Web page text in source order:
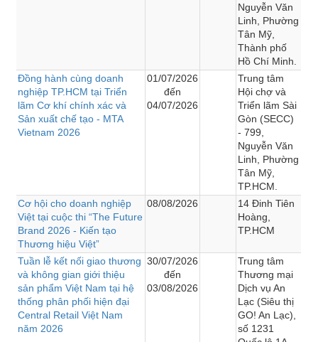
Nguyễn Văn
Linh, Phường
Tân Mỹ,
Thành phố
Hồ Chí Minh.
Đồng hành cùng doanh
nghiệp TP.HCM tại Triển
lãm Cơ khí chính xác và
Sản xuất chế tạo - MTA
Vietnam 2026
01/07/2026
đến
04/07/2026
Trung tâm
Hội chợ và
Triển lãm Sài
Gòn (SECC)
- 799,
Nguyễn Văn
Linh, Phường
Tân Mỹ,
TP.HCM.
Cơ hội cho doanh nghiệp
Việt tại cuộc thi “The Future
Brand 2026 - Kiến tạo
Thương hiệu Việt”
08/08/2026
14 Đinh Tiên
Hoàng,
TP.HCM
Tuần lễ kết nối giao thương
và không gian giới thiệu
sản phẩm Việt Nam tại hệ
thống phân phối hiện đại
Central Retail Việt Nam
năm 2026
30/07/2026
đến
03/08/2026
Trung tâm
Thương mại
Dịch vụ An
Lạc (Siêu thị
GO! An Lạc),
số 1231